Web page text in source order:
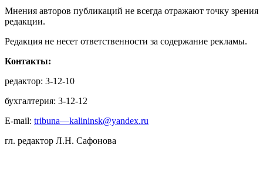
Мнения авторов публикаций не всегда отражают точку зрения
редакции.
Редакция не несет ответственности за содержание рекламы.
Контакты:
редактор: 3-12-10
бухгалтерия: 3-12-12
E-mail: tribuna—kalininsk@yandex.ru
гл. редактор Л.Н. Сафонова